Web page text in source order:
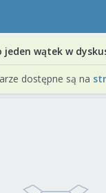
jeden wątek w
dostępne są na